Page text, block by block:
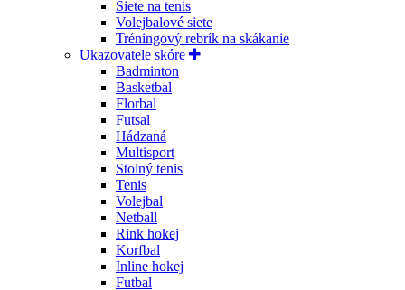
Siete na tenis
Volejbalové siete
Tréningový rebrík na skákanie
Ukazovatele skóre
Badminton
Basketbal
Florbal
Futsal
Hádzaná
Multisport
Stolný tenis
Tenis
Volejbal
Netball
Rink hokej
Korfbal
Inline hokej
Futbal